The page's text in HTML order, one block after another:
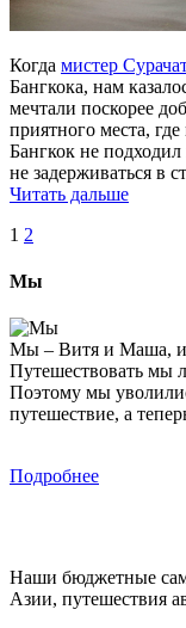
Когда мистер
Бангкока, нам
мечтали поскорее
приятного места,
Бангкок не
не задерживаться в
Читать дальше
1 2
Мы
Мы – Витя и Маша, и
Путешествовать мы
Поэтому мы
путешествие, а
Подробнее
Наши бюджетные
Азии, путешествия